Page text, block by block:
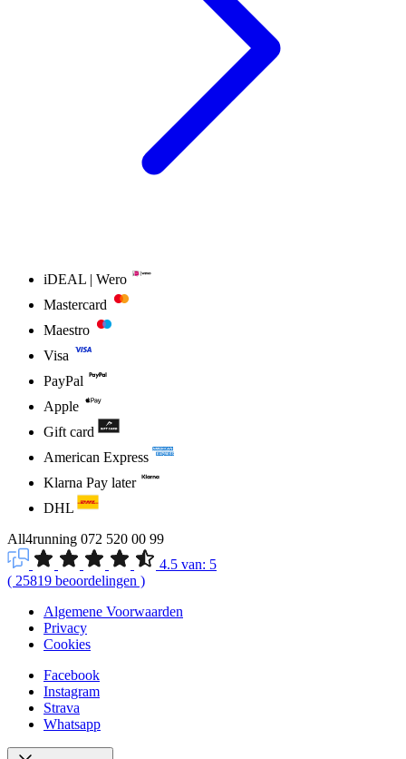
iDEAL | Wero
Mastercard
Maestro
Visa
PayPal
Apple
Gift card
American Express
Klarna Pay later
DHL
All4running 072 520 00 99
4.5 van: 5
( 25819 beoordelingen )
Algemene Voorwaarden
Privacy
Cookies
Facebook
Instagram
Strava
Whatsapp